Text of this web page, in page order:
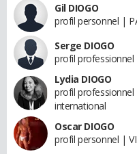
Gil DIOGO
profil personnel |
Serge DIOGO
profil
Lydia DIOGO
profil
international
Oscar DIOGO
profil personnel |